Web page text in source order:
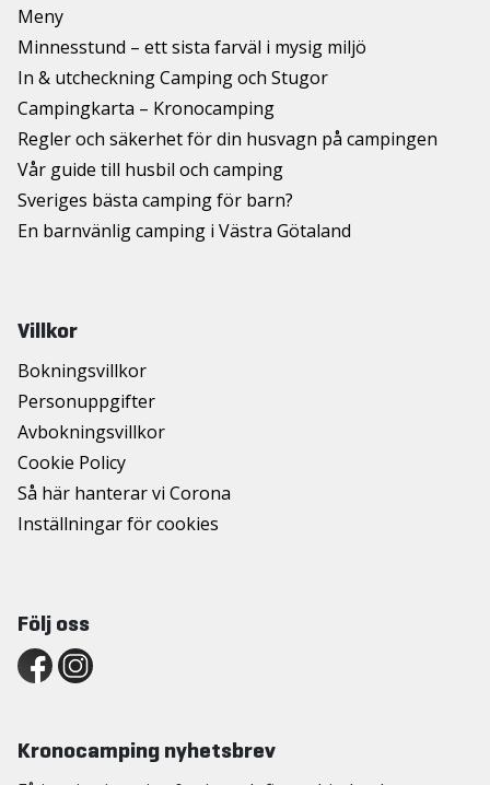
Meny
Minnesstund – ett sista farväl i mysig miljö
In & utcheckning Camping och Stugor
Campingkarta – Kronocamping
Regler och säkerhet för din husvagn på campingen
Vår guide till husbil och camping
Sveriges bästa camping för barn?
En barnvänlig camping i Västra Götaland
Villkor
Bokningsvillkor
Personuppgifter
Avbokningsvillkor
Cookie Policy
Så här hanterar vi Corona
Inställningar för cookies
Följ oss
Kronocamping nyhetsbrev